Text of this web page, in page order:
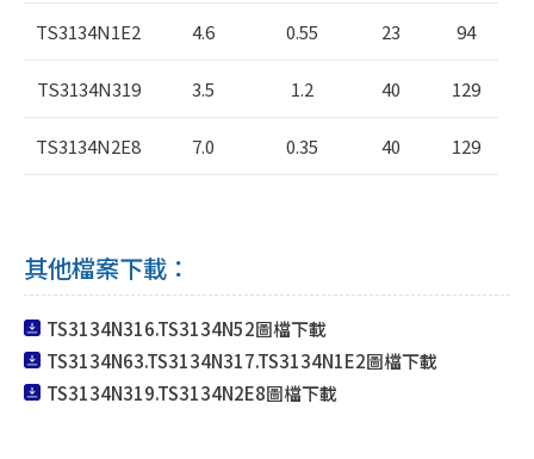
TS3134N1E2 4.6 0.55 23 94
TS3134N319 3.5 1.2 40 129
TS3134N2E8 7.0 0.35 40 129
其他檔案下載：
TS3134N316.TS3134N52圖檔下載
TS3134N63.TS3134N317.TS3134N1E2圖檔下載
TS3134N319.TS3134N2E8圖檔下載